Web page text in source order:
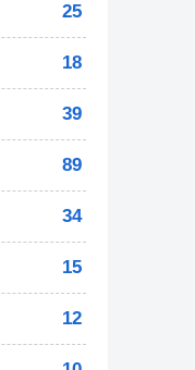
25
18
39
89
34
15
12